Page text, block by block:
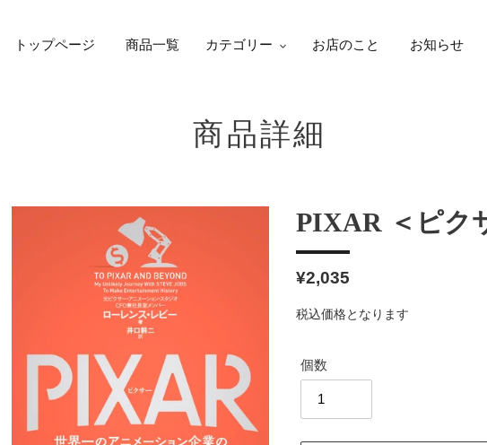
トップページ 商品一覧 カテゴリー お店のこと お知らせ
商品詳細
PIXAR ＜ピク
通
¥2,035
税込価格となります
個数